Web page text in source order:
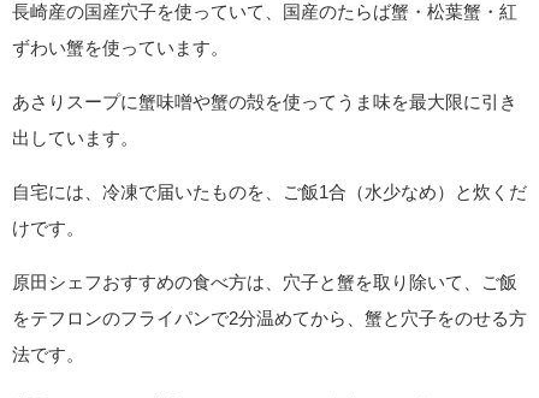
長崎産の国産穴子を使っていて、国産のたらば蟹・松葉蟹・紅
ずわい蟹を使っています。
あさりスープに蟹味噌や蟹の殻を使ってうま味を最大限に引き
出しています。
自宅には、冷凍で届いたものを、ご飯1合（水少なめ）と炊くだ
けです。
原田シェフおすすめの食べ方は、穴子と蟹を取り除いて、ご飯
をテフロンのフライパンで2分温めてから、蟹と穴子をのせる方
法です。